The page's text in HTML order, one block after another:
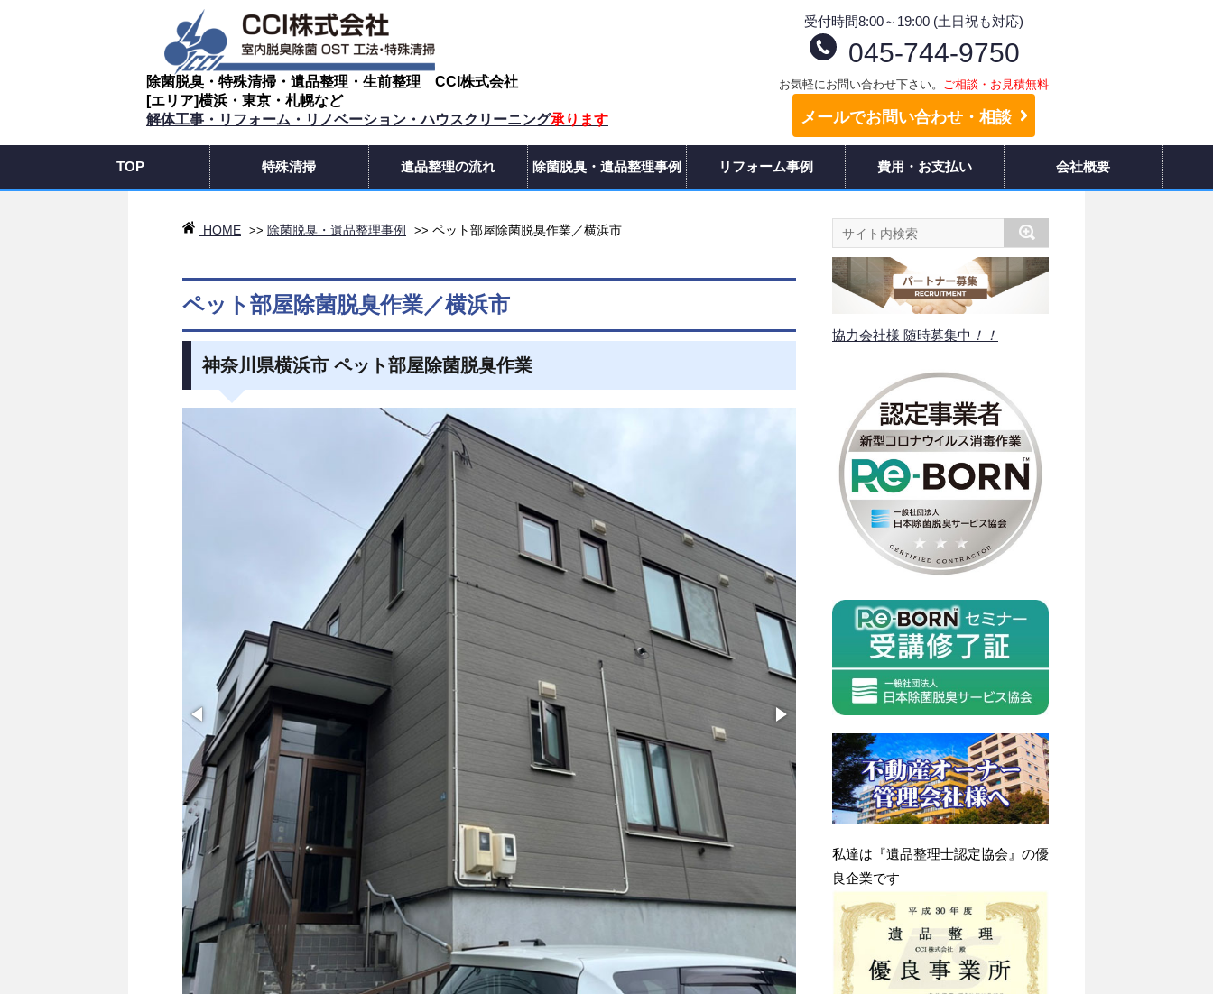
除菌脱臭・特殊清掃・遺品整理・生前整理 CCI株式会社
[エリア]横浜・東京・札幌など
解体工事・リフォーム・リノベーション・ハウスクリーニング承ります
受付時間8:00～19:00 (土日祝も対応)
045-744-9750
お気軽にお問い合わせ下さい。 ご相談・お見積無料
メールでお問い合わせ・相談
TOP 特殊清掃 遺品整理の流れ 除菌脱臭・遺品整理事例 リフォーム事例 費用・お支払い 会社概要
HOME >> 除菌脱臭・遺品整理事例 >> ペット部屋除菌脱臭作業／横浜市
ペット部屋除菌脱臭作業／横浜市
神奈川県横浜市 ペット部屋除菌脱臭作業
協力会社様 随時募集中 ！！
私達は『遺品整理士認定協会』の優
良企業です